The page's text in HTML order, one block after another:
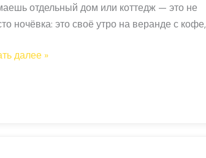
отдельный дом или коттедж — это не
ночёвка: это своё утро на веранде с кофе,
Море близко. Ваш ритм. Дома и коттеджи
далее »